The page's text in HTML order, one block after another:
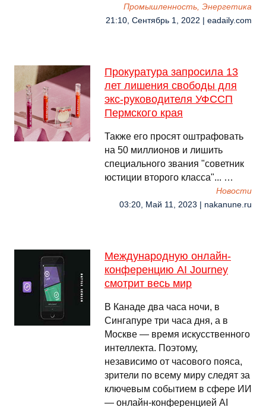
Промышленность, Энергетика
21:10, Сентябрь 1, 2022 | eadaily.com
Прокуратура запросила 13
лет лишения свободы для
экс-руководителя УФССП
Пермского края
Также его просят оштрафовать
на 50 миллионов и лишить
специального звания "советник
юстиции второго класса"... …
Новости
03:20, Май 11, 2023 | nakanune.ru
Международную онлайн-
конференцию AI Journey
смотрит весь мир
В Канаде два часа ночи, в
Сингапуре три часа дня, а в
Москве — время искусственного
интеллекта. Поэтому,
независимо от часового пояса,
зрители по всему миру следят за
ключевым событием в сфере ИИ
— онлайн-конференцией AI